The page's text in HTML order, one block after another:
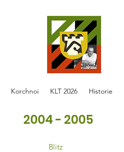
Korchnoi KLT 2026 Historie
2004 - 2005
Blitz